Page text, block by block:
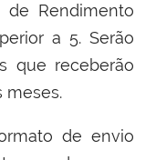
Rendimento
a 5. Serão
que receberão
meses.
de envio